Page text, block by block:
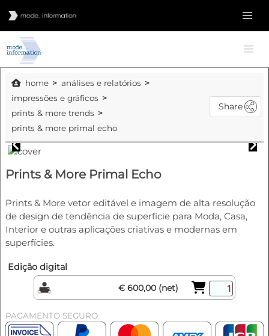
home
análises e relatórios
impressões e gráficos
prints & more trends
prints & more primal echo
Share
Prints & More Primal Echo
Prints & More vetor editável e imagem de alta resolução
de design de tendência de superfície para Moda, Casa,
Interior e outras aplicações criativas e modernas em
superfícies.
Edição digital
€ 600,00 (net)
PAGAMENTO SEGURO